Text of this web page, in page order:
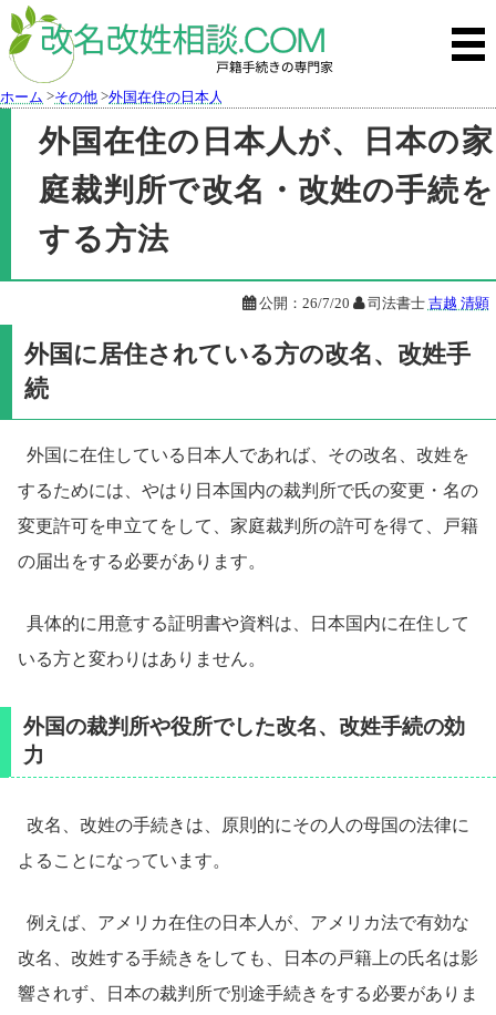
ホーム >その他 >外国在住の日本人が、日本の家庭裁判所で改名・改姓の手
外国在住の日本人が、日本の家
庭裁判所で改名・改姓の手続を
する方法
公開： 26/7/20 司法書士 吉越 清顕
外国に居住されている方の改名、改姓手
続
外国に在住している日本人であれば、その改名、改姓を
するためには、やはり日本国内の裁判所で氏の変更・名の
変更許可を申立てをして、家庭裁判所の許可を得て、戸籍
の届出をする必要があります。
具体的に用意する証明書や資料は、日本国内に在住して
いる方と変わりはありません。
外国の裁判所や役所でした改名、改姓手続の効
力
改名、改姓の手続きは、原則的にその人の母国の法律に
よることになっています。
例えば、アメリカ在住の日本人が、アメリカ法で有効な
改名、改姓する手続きをしても、日本の戸籍上の氏名は影
響されず、日本の裁判所で別途手続きをする必要がありま